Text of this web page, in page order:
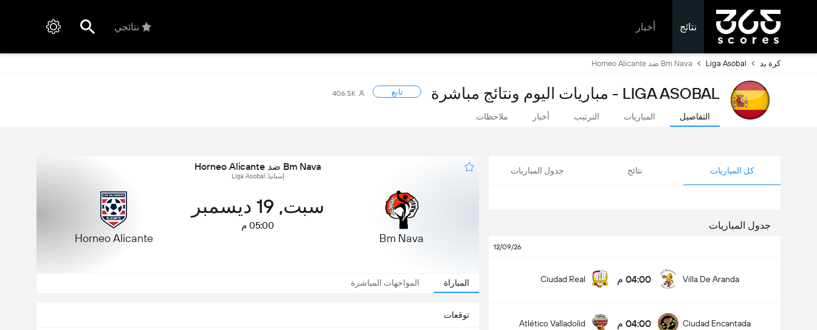
نتائج أخبار نتائجي
كرة يد Liga Asobal Bm Nava ضد Horneo Alicante
LIGA ASOBAL - مباريات اليوم ونتائج مباشرة تابع 406.5K
التفاصيل المباريات الترتيب أخبار ملاحظات
كل المباريات نتائج جدول المباريات
جدول المباريات
12/09/26
Villa De Aranda 04:00 م Ciudad Real
Ciudad Encantada 04:00 م Atlético Valladolid
Bm Nava ضد Horneo Alicante
إسبانيا, Liga Asobal
Bm Nava
سبت, 19 ديسمبر
05:00 م
Horneo Alicante
المباراة المواجهات المباشرة
توقعات